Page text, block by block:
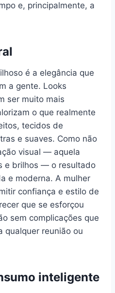
e, principalmente, a
é a elegância que
a gente. Looks
ser muito mais
o que realmente
tecidos de
e suaves. Como não
visual — aquela
e brilhos — o resultado
e moderna. A mulher
confiança e estilo de
que se esforçou
sem complicações que
qualquer reunião ou
inteligente